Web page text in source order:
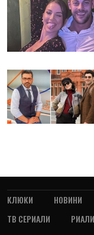
КЛЮКИ НОВИНИ
ТВ СЕРИАЛИ